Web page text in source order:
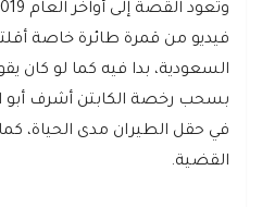
فيديو من قمرة طائرة خاصة
السعودية، بدا فيه كما لو كان
بسحب رخصة الكابتن أشرف أبو
في حقل الطيران مدى الحياة،
القضية.